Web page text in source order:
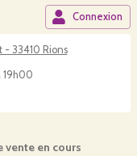
Connexion
- 33410 Rions
19h00
vente en cours